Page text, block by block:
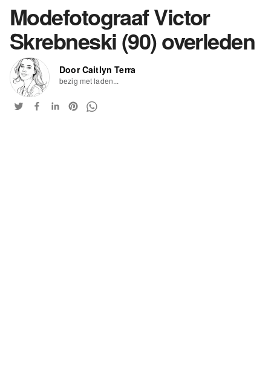
Modefotograaf Victor
Skrebneski (90) overleden
Door Caitlyn Terra
bezig met laden...